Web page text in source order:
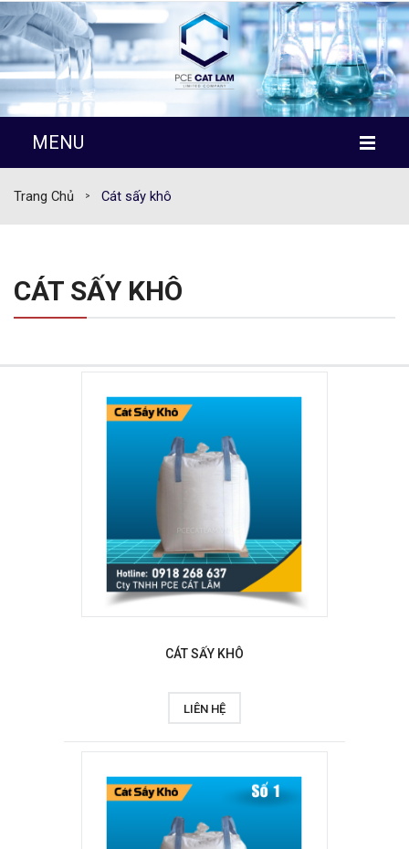
MENU
TRANG CHỦ
TÀI LIỆU KỸ THUẬT
LIÊN HỆ
Trang Chủ > Cát sấy khô
CÁT SẤY KHÔ
CÁT SẤY KHÔ
LIÊN HỆ